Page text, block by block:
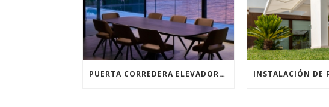
PUERTA CORREDERA ELEVADORA FIN-SLIDE: INNOVACIÓN EN DISEÑO Y FUNCIONALIDAD